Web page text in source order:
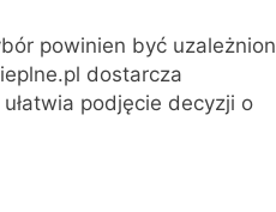
powinien być
dostarcza
podjęcie decyzji o